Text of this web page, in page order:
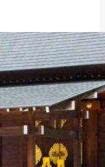
Snake）』이
사의 관계는 １２
시대까지 거슬러
세척장이 있었고,
때부터인가 세척
던 어느 밤, 지역의
돌아가게 해달
로헤비벤자이텐샤
. 시로헤비벤자이
가득한 참배 루트
을 한 다음, 먼저 쵸